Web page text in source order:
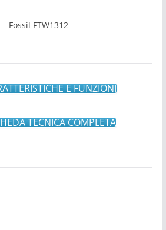
E FUNZIONI
TECNICA COMPLETA